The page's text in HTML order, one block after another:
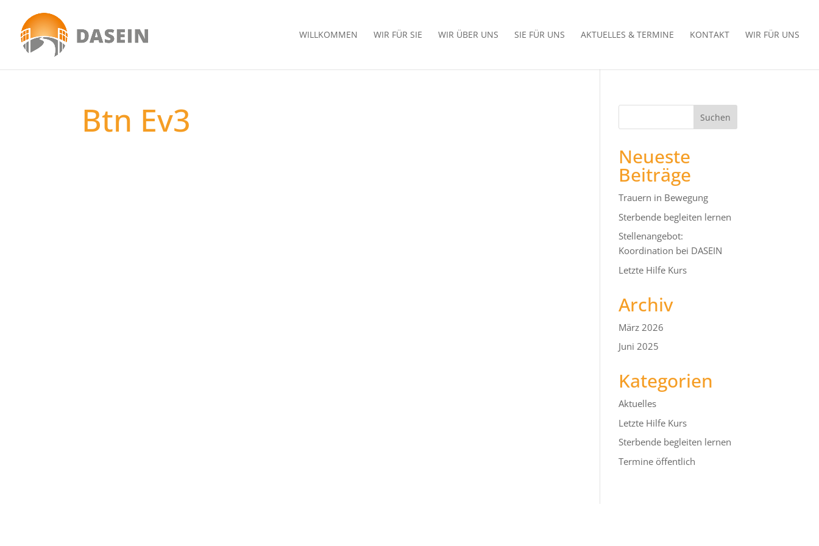
WILLKOMMEN WIR FÜR SIE WIR ÜBER UNS SIE FÜR UNS AKTUELLES & TERMINE KONTAKT WIR FÜR UNS
Btn Ev3
Neueste
Beiträge
Trauern in Bewegung
Sterbende begleiten lernen
Stellenangebot:
Koordination bei DASEIN
Letzte Hilfe Kurs
Archiv
März 2026
Juni 2025
Kategorien
Aktuelles
Letzte Hilfe Kurs
Sterbende begleiten lernen
Termine öffentlich